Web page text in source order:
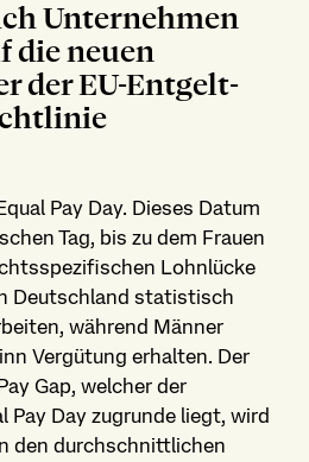
Unter­nehmen
die neuen
der EU-Entgelt­
Pay Day. Dieses Datum
Tag, bis zu dem Frauen
Lohnlücke
Deutschland statistisch
während Männer
Vergütung erhalten. Der
Gap, welcher der
Pay Day zugrunde liegt, wird
den durch­schnittlichen